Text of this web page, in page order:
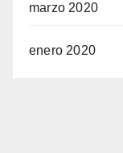
marzo 2020
enero 2020